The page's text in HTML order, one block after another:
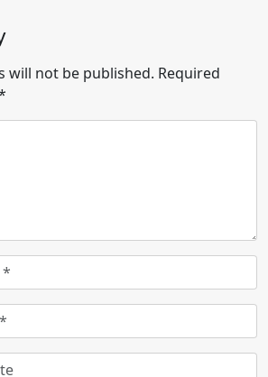
will not be published. Required